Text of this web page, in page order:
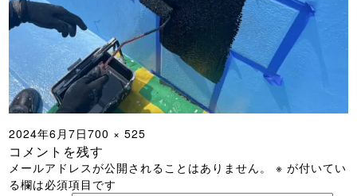
投
稿
日:
2024年6月7日フ
ル
サ
イ
700 × 525
コメントを残す
メールアドレスが公開されることはありません。 ※ が付いてい
る欄は必須項目です